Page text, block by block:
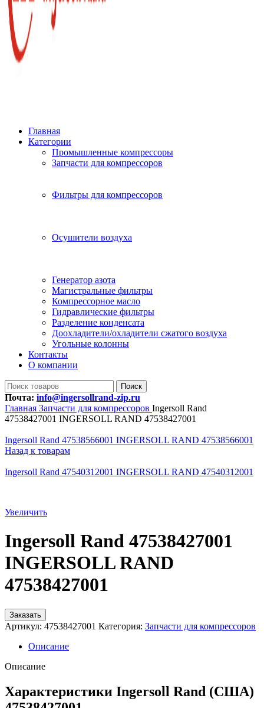
Главная
Категории
Промышленные компрессоры
Запчасти для компрессоров
Фильтры для компрессоров
Осушители воздуха
Генератор азота
Магистральные фильтры
Компрессорное масло
Гидравлические фильтры
Разделение конденсата
Доохладители/охладители сжатого воздуха
Угольные колонны
Контакты
О компании
Поиск
Почта: info@ingersollrand-zip.ru
Главная Запчасти для компрессоров Ingersoll Rand
47538427001 INGERSOLL RAND 47538427001
Ingersoll Rand 47538566001 INGERSOLL RAND 47538566001
Назад к товарам
Ingersoll Rand 47540312001 INGERSOLL RAND 47540312001
Увеличить
Ingersoll Rand 47538427001
INGERSOLL RAND
47538427001
Заказать
Артикул: 47538427001 Категория: Запчасти для компрессоров
Описание
Описание
Характеристики Ingersoll Rand (США)